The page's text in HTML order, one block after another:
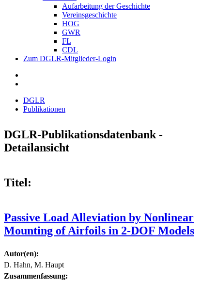
Aufarbeitung der Geschichte
Vereinsgeschichte
HOG
GWR
FL
CDL
Zum DGLR-Mitglieder-Login
DGLR
Publikationen
DGLR-Publikationsdatenbank -
Detailansicht
Titel:
Passive Load Alleviation by Nonlinear
Mounting of Airfoils in 2-DOF Models
Autor(en):
D. Hahn, M. Haupt
Zusammenfassung: